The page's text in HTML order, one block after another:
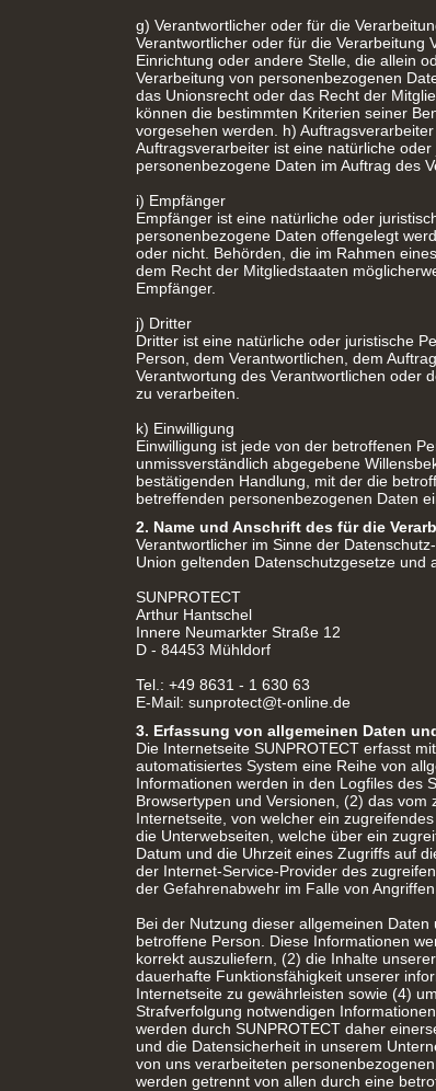
g) Verantwortlicher oder für die
Verantwortlicher oder für die Verarbeitung
Einrichtung oder andere Stelle, die allein
Verarbeitung von personenbezogenen
das Unionsrecht oder das Recht der
können die bestimmten Kriterien seiner
vorgesehen werden. h) Auftragsverarbeiter
Auftragsverarbeiter ist eine natürliche
personenbezogene Daten im Auftrag des
i) Empfänger
Empfänger ist eine natürliche oder
personenbezogene Daten offengelegt
oder nicht. Behörden, die im Rahmen
dem Recht der Mitgliedstaaten
Empfänger.
j) Dritter
Dritter ist eine natürliche oder juristische
Person, dem Verantwortlichen, dem
Verantwortung des Verantwortlichen oder
zu verarbeiten.
k) Einwilligung
Einwilligung ist jede von der betroffenen
unmissverständlich abgegebene
bestätigenden Handlung, mit der die
betreffenden personenbezogenen Daten
2. Name und Anschrift des für die
Verantwortlicher im Sinne der
Union geltenden Datenschutzgesetze
SUNPROTECT
Arthur Hantschel
Innere Neumarkter Straße 12
D - 84453 Mühldorf
Tel.: +49 8631 - 1 630 63
E-Mail: sunprotect@t-online.de
3. Erfassung von allgemeinen Daten
Die Internetseite SUNPROTECT erfasst
automatisiertes System eine Reihe von
Informationen werden in den Logfiles des
Browsertypen und Versionen, (2) das
Internetseite, von welcher ein
die Unterwebseiten, welche über ein
Datum und die Uhrzeit eines Zugriffs auf
der Internet-Service-Provider des
der Gefahrenabwehr im Falle von
Bei der Nutzung dieser allgemeinen
betroffene Person. Diese Informationen
korrekt auszuliefern, (2) die Inhalte
dauerhafte Funktionsfähigkeit unserer
Internetseite zu gewährleisten sowie (4)
Strafverfolgung notwendigen
werden durch SUNPROTECT daher
und die Datensicherheit in unserem
von uns verarbeiteten
werden getrennt von allen durch eine